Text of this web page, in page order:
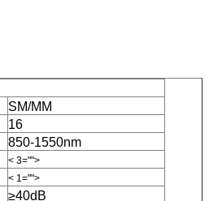
SM/MM
16
850-1550nm
< 3="">
< 1="">
≥40dB